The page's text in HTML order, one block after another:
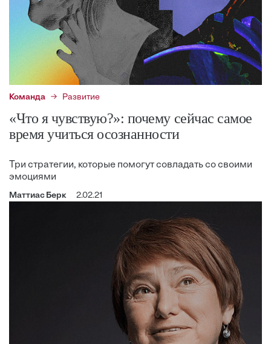
Команда Развитие
«Что я чувствую?»: почему сейчас самое
время учиться осознанности
Три стратегии, которые помогут совладать со своими
эмоциями
Маттиас Берк 2.02.21